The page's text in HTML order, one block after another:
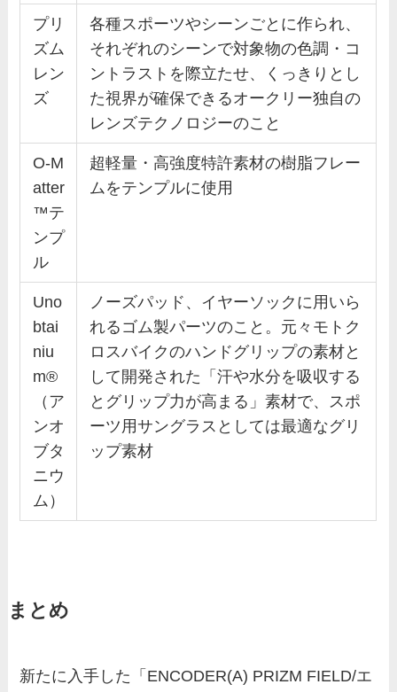
プリ
ズム
レン
ズ
各種スポーツやシーンごとに作られ、
それぞれのシーンで対象物の色調・コ
ントラストを際立たせ、くっきりとし
た視界が確保できるオークリー独自の
レンズテクノロジーのこと
O-M
atter
™テ
ンプ
ル
超軽量・高強度特許素材の樹脂フレー
ムをテンプルに使用
Uno
btai
niu
m®
（ア
ンオ
ブタ
ニウ
ム）
ノーズパッド、イヤーソックに用いら
れるゴム製パーツのこと。元々モトク
ロスバイクのハンドグリップの素材と
して開発された「汗や水分を吸収する
とグリップ力が高まる」素材で、スポ
ーツ用サングラスとしては最適なグリ
ップ素材
まとめ
新たに入手した「ENCODER(A) PRIZM FIELD/エ